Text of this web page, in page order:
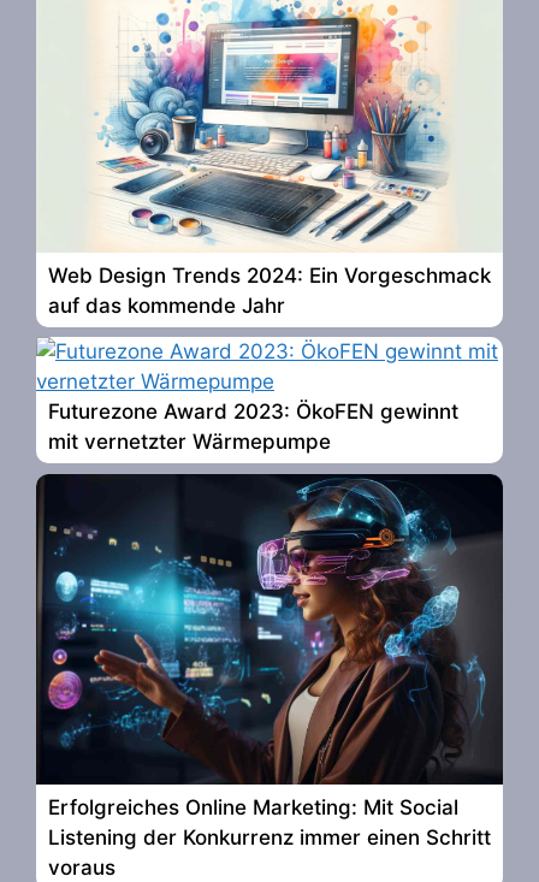
Web Design Trends 2024: Ein Vorgeschmack
auf das kommende Jahr
Futurezone Award 2023: ÖkoFEN gewinnt
mit vernetzter Wärmepumpe
Erfolgreiches Online Marketing: Mit Social
Listening der Konkurrenz immer einen Schritt
voraus